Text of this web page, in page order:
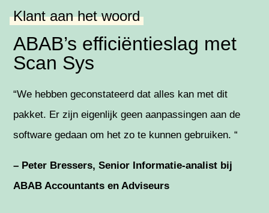
Klant aan het woord
ABAB’s efficiëntieslag met
Scan Sys
“We hebben geconstateerd dat alles kan met dit
pakket. Er zijn eigenlijk geen aanpassingen aan de
software gedaan om het zo te kunnen gebruiken. “
– Peter Bressers, Senior Informatie-analist bij
ABAB Accountants en Adviseurs